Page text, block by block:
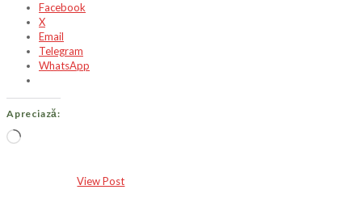
Facebook
X
Email
Telegram
WhatsApp
Apreciază:
Încarc...
View Post